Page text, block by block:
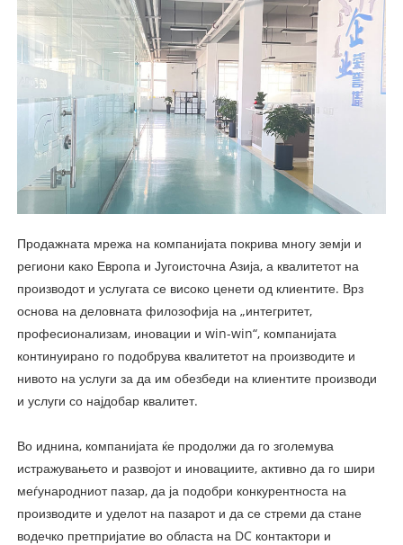
Продажната мрежа на компанијата покрива многу земји и
региони како Европа и Југоисточна Азија, а квалитетот на
производот и услугата се високо ценети од клиентите. Врз
основа на деловната филозофија на „интегритет,
професионализам, иновации и win-win“, компанијата
континуирано го подобрува квалитетот на производите и
нивото на услуги за да им обезбеди на клиентите производи
и услуги со најдобар квалитет.
Во иднина, компанијата ќе продолжи да го зголемува
истражувањето и развојот и иновациите, активно да го шири
меѓународниот пазар, да ја подобри конкурентноста на
производите и уделот на пазарот и да се стреми да стане
водечко претпријатие во областа на DC контактори и